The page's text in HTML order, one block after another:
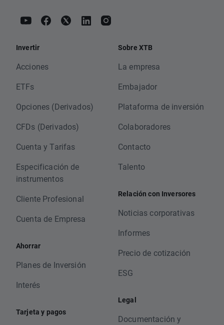
Invertir
Acciones
ETFs
Opciones (Derivados)
CFDs (Derivados)
Cuenta y Tarifas
Especificación de
instrumentos
Cliente Profesional
Cuenta de Empresa
Ahorrar
Planes de Inversión
Interés
Tarjeta y pagos
Sobre XTB
La empresa
Embajador
Plataforma de inversión
Colaboradores
Contacto
Talento
Relación con Inversores
Noticias corporativas
Informes
Precio de cotización
ESG
Legal
Documentación y